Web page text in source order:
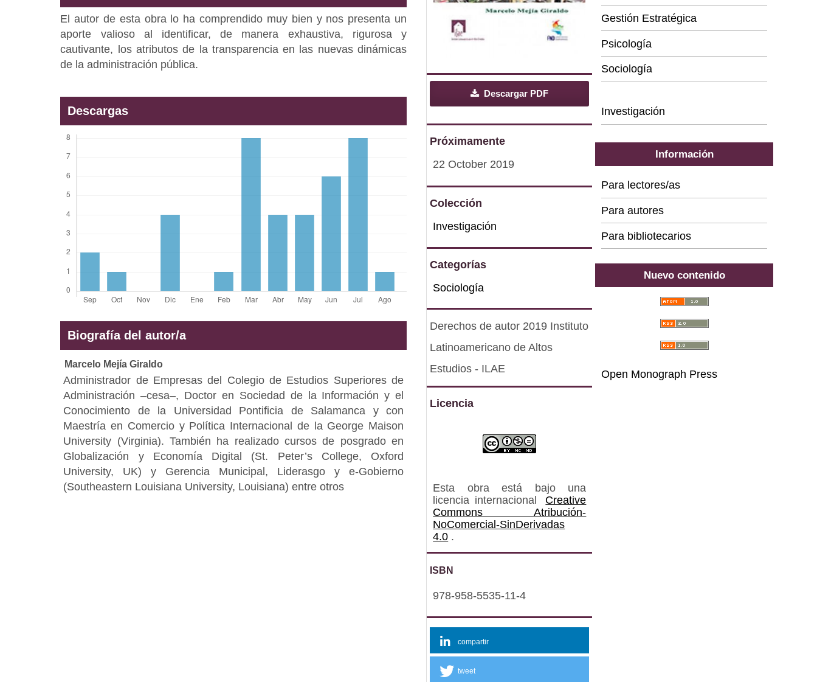
El autor de esta obra lo ha comprendido muy bien y nos presenta un
aporte valioso al identificar, de manera exhaustiva, rigurosa y
cautivante, los atributos de la transparencia en las nuevas dinámicas
de la administración pública.
Descargas
Biografía del autor/a
Marcelo Mejía Giraldo
Administrador de Empresas del Colegio de Estudios Superiores de
Administración –cesa–, Doctor en Sociedad de la Información y el
Conocimiento de la Universidad Pontificia de Salamanca y con
Maestría en Comercio y Política Internacional de la George Maison
University (Virginia). También ha realizado cursos de posgrado en
Globalización y Economía Digital (St. Peter’s College, Oxford
University, UK) y Gerencia Municipal, Liderasgo y e-Gobierno
(Southeastern Louisiana University, Louisiana) entre otros
Descargar PDF
Próximamente
22 October 2019
Colección
Investigación
Categorías
Sociología
Derechos de autor 2019 Instituto
Latinoamericano de Altos
Estudios - ILAE
Licencia
Esta obra está bajo una
licencia internacional
Creative
Commons Atribución-
NoComercial-SinDerivadas
4.0 .
ISBN
978-958-5535-11-4
compartir
tweet
Gestión Estratégica
Psicología
Sociología
Investigación
Información
Para lectores/as
Para autores
Para bibliotecarios
Nuevo contenido
Open Monograph Press